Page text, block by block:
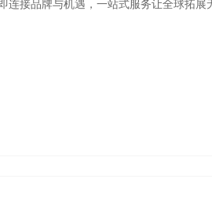
接品牌与机遇，一站式服务让全球拓展